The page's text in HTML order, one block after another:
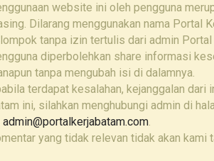
website ini oleh pengguna
Dilarang menggunakan nama Portal
tanpa izin tertulis dari admin Portal
diperbolehkan share informasi
tanpa mengubah isi di dalamnya.
terdapat kesalahan, kejanggalan
ini, silahkan menghubungi admin di
admin@portalkerjabatam.com.
yang tidak relevan tidak akan